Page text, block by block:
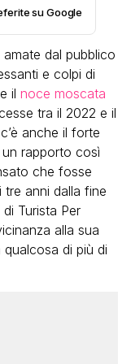
su Google
dal pubblico
e colpi di
il noce moscata
tra il 2022 e il
anche il forte
rapporto così
che fosse
tre anni dalla fine
Turista Per
alla sua
di più di